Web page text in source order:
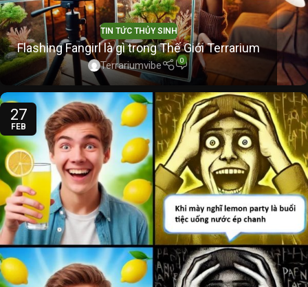
TIN TỨC THỦY SINH
Flashing Fangirl là gì trong Thế Giới Terrarium
Terrariumvibe 0
27
FEB